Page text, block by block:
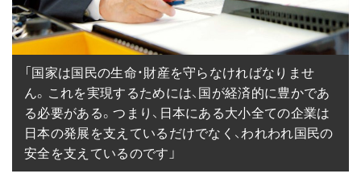
「国家は国民の生命・財産を守らなければなりませ
ん。これを実現するためには、国が経済的に豊かであ
る必要がある。つまり、日本にある大小全ての企業は
日本の発展を支えているだけでなく、われわれ国民の
安全を支えているのです」